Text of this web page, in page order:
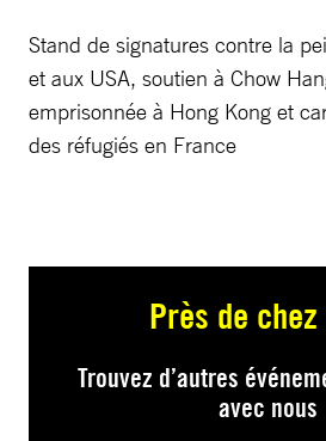
Stand de signatures contre la
et aux USA, soutien à Chow
emprisonnée à Hong Kong et
des réfugiés en France
Près de chez
Trouvez d’autres
avec nous